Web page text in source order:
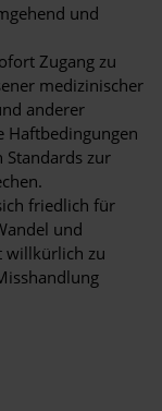
und
Zugang zu
medizinischer
anderer
Haftbedingungen
Standards zur
friedlich für
und
willkürlich zu